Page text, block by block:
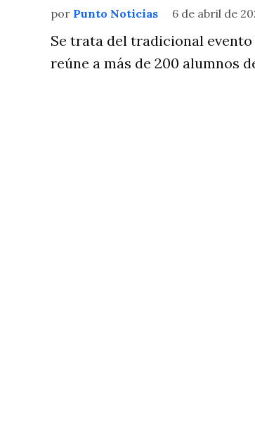
por Punto Noticias 6 de abril de
Se trata del tradicional
reúne a más de 200 alumnos